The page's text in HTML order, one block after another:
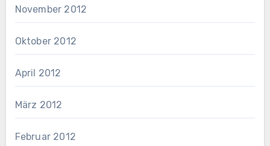
November 2012
Oktober 2012
April 2012
März 2012
Februar 2012